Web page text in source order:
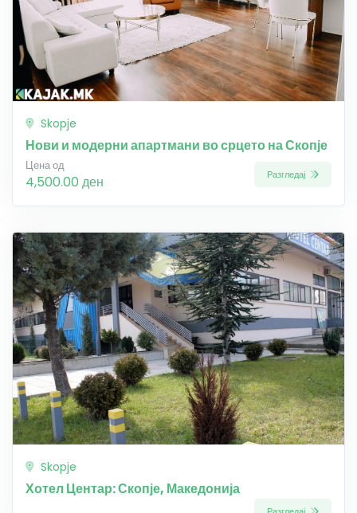
Skopje
Нови и модерни апартмани во срцето на Скопје
Цена од
4,500.00 ден Разгледај
Skopje
Хотел Центар: Скопје, Македонија